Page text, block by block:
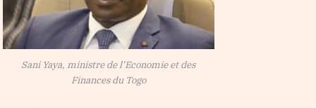
Sani Yaya, ministre de l’Economie et des
Finances du Togo